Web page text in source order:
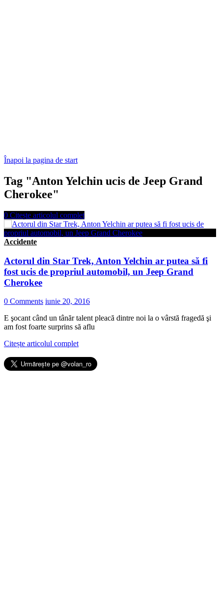
Înapoi la pagina de start
Tag "Anton Yelchin ucis de Jeep Grand
Cherokee"
0 Citește articolul complet
Accidente
Actorul din Star Trek, Anton Yelchin ar putea să fi
fost ucis de propriul automobil, un Jeep Grand
Cherokee
0 Comments iunie 20, 2016
E şocant când un tânăr talent pleacă dintre noi la o vârstă fragedă şi
am fost foarte surprins să aflu
Citește articolul complet